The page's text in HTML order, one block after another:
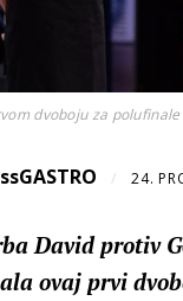
dvoboju za polufinale
/ 24.
David protiv
ovaj prvi